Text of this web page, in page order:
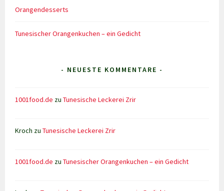
Orangendesserts
Tunesischer Orangenkuchen – ein Gedicht
- NEUESTE KOMMENTARE -
1001food.de zuTunesische Leckerei Zrir
Kroch zuTunesische Leckerei Zrir
1001food.de zuTunesischer Orangenkuchen – ein Gedicht